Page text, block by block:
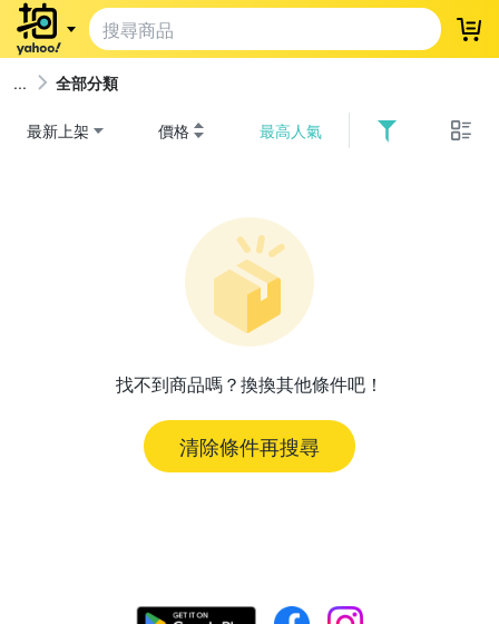
登
全部分類
最新上架 價格 最高人氣
找不到商品嗎？換換其他條件吧！
清除條件再搜尋